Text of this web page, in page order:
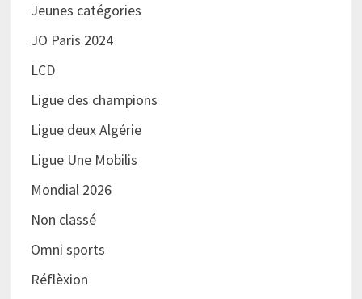
Jeunes catégories
JO Paris 2024
LCD
Ligue des champions
Ligue deux Algérie
Ligue Une Mobilis
Mondial 2026
Non classé
Omni sports
Réflèxion